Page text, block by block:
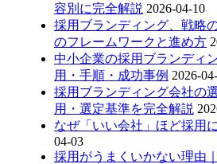
容別に完全解説 2026-04-10
採用ブランディング、戦略
のフレームワークと進め方
中小企業の採用ブランディ
用・手順・成功事例 2026-
採用ブランディング会社の
用・選定基準を完全解説
なぜ「いい会社」ほど採用
04-03
採用がうまくいかない理由